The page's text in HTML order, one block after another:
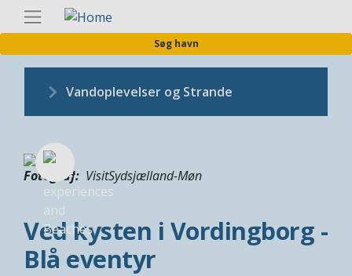
Søg havn
Vandoplevelser og Strande
Fotograf VisitSydsjælland-Møn
Ved kysten i Vordingborg -
Blå eventyr